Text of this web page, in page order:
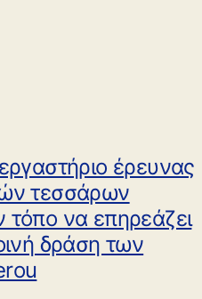
έρευνας
τεσσάρων
τόπο να επηρεάζει
δράση των